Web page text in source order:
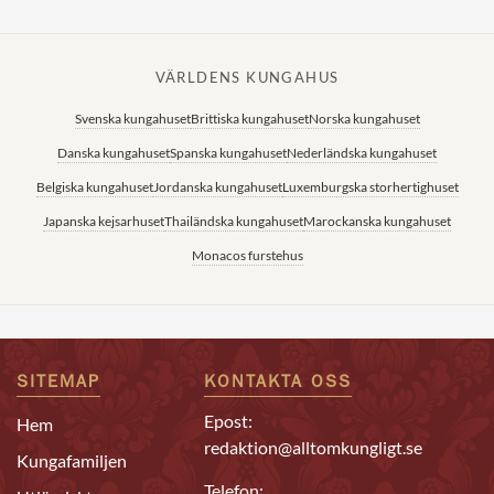
VÄRLDENS KUNGAHUS
Svenska kungahusetBrittiska kungahusetNorska kungahuset
Danska kungahusetSpanska kungahusetNederländska kungahuset
Belgiska kungahusetJordanska kungahusetLuxemburgska storhertighuset
Japanska kejsarhusetThailändska kungahusetMarockanska kungahuset
Monacos furstehus
SITEMAP
Hem
Kungafamiljen
KONTAKTA OSS
Epost:
redaktion@alltomkungligt.se